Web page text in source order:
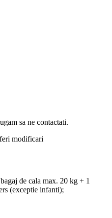
sa ne contactati.
modificari
de cala max. 20 kg + 1
(exceptie infanti);